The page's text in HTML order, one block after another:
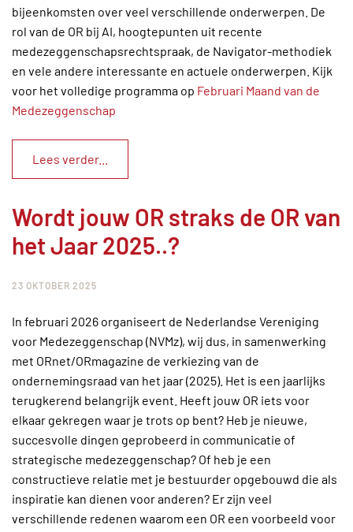
bijeenkomsten over veel verschillende onderwerpen. De
rol van de OR bij AI, hoogtepunten uit recente
medezeggenschapsrechtspraak, de Navigator-methodiek
en vele andere interessante en actuele onderwerpen. Kijk
voor het volledige programma op Februari Maand van de
Medezeggenschap
Lees verder...
Wordt jouw OR straks de OR van
het Jaar 2025..?
23 OKTOBER 2025
In februari 2026 organiseert de Nederlandse Vereniging
voor Medezeggenschap (NVMz), wij dus, in samenwerking
met ORnet/ORmagazine de verkiezing van de
ondernemingsraad van het jaar (2025). Het is een jaarlijks
terugkerend belangrijk event. Heeft jouw OR iets voor
elkaar gekregen waar je trots op bent? Heb je nieuwe,
succesvolle dingen geprobeerd in communicatie of
strategische medezeggenschap? Of heb je een
constructieve relatie met je bestuurder opgebouwd die als
inspiratie kan dienen voor anderen? Er zijn veel
verschillende redenen waarom een OR een voorbeeld voor